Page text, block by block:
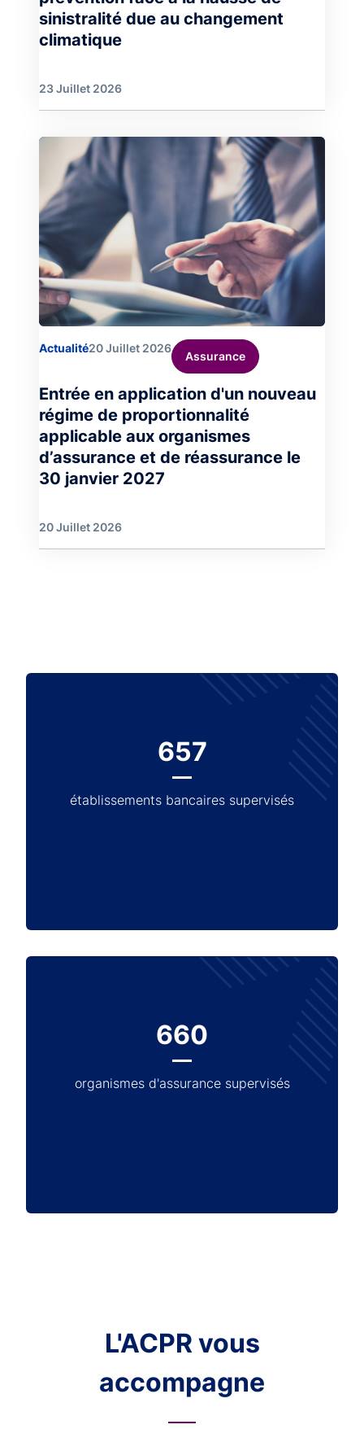
sinistralité due au changement
climatique
23 Juillet 2026
Image
Actualité20 Juillet 2026
Assurance
Entrée en application d'un nouveau
régime de proportionnalité
applicable aux organismes
d’assurance et de réassurance le
30 janvier 2027
20 Juillet 2026
657
établissements bancaires supervisés
660
organismes d'assurance supervisés
L'ACPR vous
accompagne